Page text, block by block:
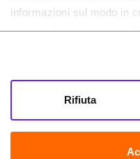
informazioni sul modo in
partner che si occupano
informazioni che hai
tuo utilizzo dei loro servizi.
Rifiuta
Farma.it S.a.s. P. IVA 07417261216
CREDITS
Sede legale Via delle Repubbliche